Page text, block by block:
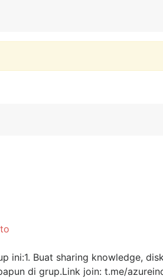
ini:1. Buat sharing knowledge,
di grup.Link join: t.me/